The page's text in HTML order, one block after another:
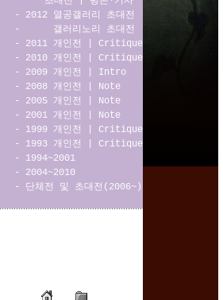
-
2012 열공갤러리 초대전
-
갤러리노리 초대전
-
2011 개인전
Critique
-
2010 개인전
Critique
-
2009 개인전
Intro
-
2008 개인전
Note
-
2005 개인전
Note
-
2001 개인전
Note
-
1999 개인전
Critique
-
1993 개인전
Critique
-
1994~2001
-
2004~2010
-
단체전 및 초대전(2006~)